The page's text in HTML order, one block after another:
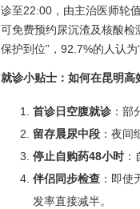
诊至22:00，由主治医师轮
可免费预约尿沉渣及核酸检
保护到位”，92.7%的人认为
就诊小贴士：如何在昆明高
首诊日空腹就诊：部
留存晨尿中段 ：夜
停止自购药48小时
伴侣同步检查 ：即
发率直接减半。